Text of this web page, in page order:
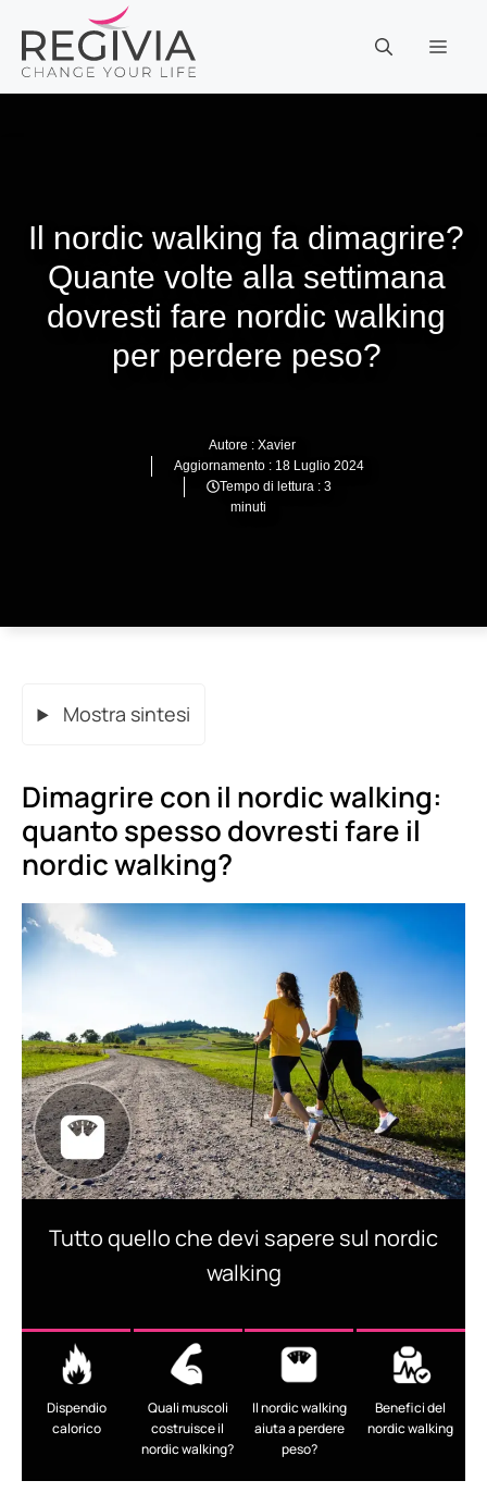
contenuto
Il nordic walking fa dimagrire?
Quante volte alla settimana
dovresti fare nordic walking
per perdere peso?
Autore : Xavier
Aggiornamento : 18 Luglio 2024
Tempo di lettura : 3
minuti
Mostra sintesi
Dimagrire con il nordic walking:
quanto spesso dovresti fare il
nordic walking?
Tutto quello che devi sapere sul nordic
walking
Dispendio
calorico
Quali muscoli
costruisce il
nordic walking?
Il nordic walking
aiuta a perdere
peso?
Benefici del
nordic walking